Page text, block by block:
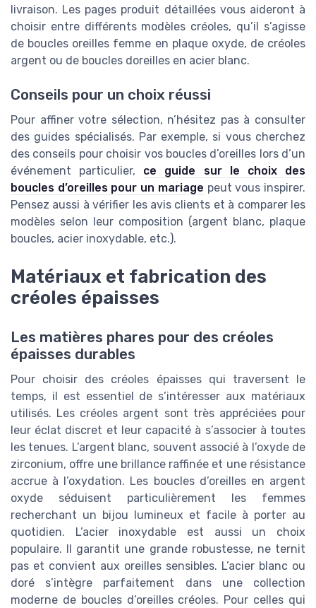
livraison. Les pages produit détaillées vous aideront à
choisir entre différents modèles créoles, qu’il s’agisse
de boucles oreilles femme en plaque oxyde, de créoles
argent ou de boucles doreilles en acier blanc.
Conseils pour un choix réussi
Pour affiner votre sélection, n’hésitez pas à consulter
des guides spécialisés. Par exemple, si vous cherchez
des conseils pour choisir vos boucles d’oreilles lors d’un
événement particulier, ce guide sur le choix des
boucles d’oreilles pour un mariage peut vous inspirer.
Pensez aussi à vérifier les avis clients et à comparer les
modèles selon leur composition (argent blanc, plaque
boucles, acier inoxydable, etc.).
Matériaux et fabrication des
créoles épaisses
Les matières phares pour des créoles
épaisses durables
Pour choisir des créoles épaisses qui traversent le
temps, il est essentiel de s’intéresser aux matériaux
utilisés. Les créoles argent sont très appréciées pour
leur éclat discret et leur capacité à s’associer à toutes
les tenues. L’argent blanc, souvent associé à l’oxyde de
zirconium, offre une brillance raffinée et une résistance
accrue à l’oxydation. Les boucles d’oreilles en argent
oxyde séduisent particulièrement les femmes
recherchant un bijou lumineux et facile à porter au
quotidien. L’acier inoxydable est aussi un choix
populaire. Il garantit une grande robustesse, ne ternit
pas et convient aux oreilles sensibles. L’acier blanc ou
doré s’intègre parfaitement dans une collection
moderne de boucles d’oreilles créoles. Pour celles qui